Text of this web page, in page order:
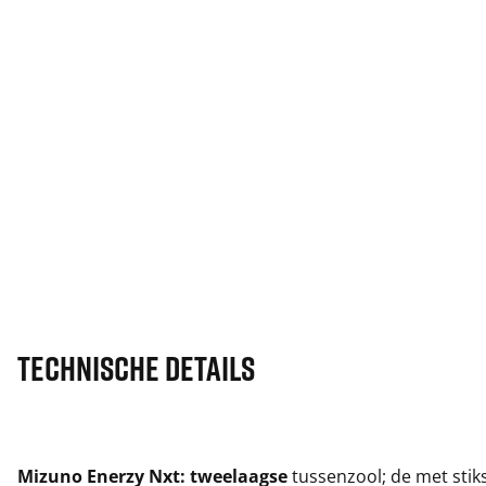
Technische details
Mizuno Enerzy Nxt: tweelaagsetussenzool; de met